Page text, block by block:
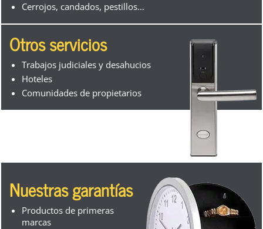
Cerrojos, candados, pestillos...
Otros servicios
Trabajos judiciales y desahucios
Hoteles
Comunidades de propietarios
Nuestras garantías
Productos de primeras
marcas